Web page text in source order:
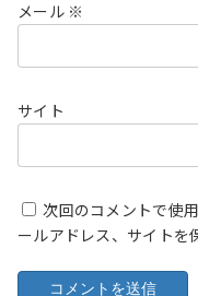
メール ※
サイト
次回のコメントで使
ールアドレス、サイトを